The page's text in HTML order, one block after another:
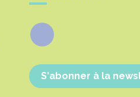
Facebook
S'abonner à la